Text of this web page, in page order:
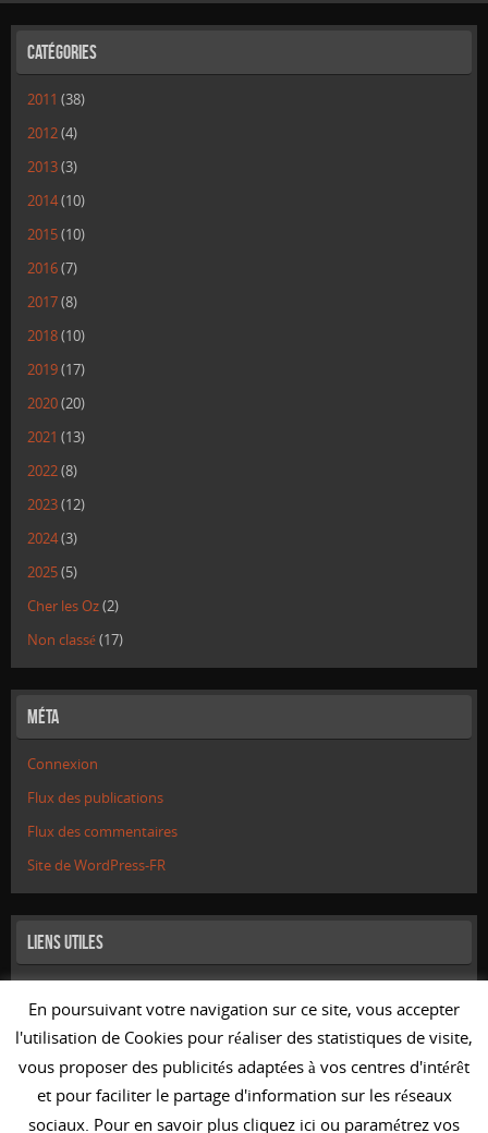
Catégories
2011 (38)
2012(4)
2013(3)
2014(10)
2015(10)
2016(7)
2017(8)
2018(10)
2019(17)
2020(20)
2021 (13)
2022(8)
2023(12)
2024(3)
2025(5)
Cher les Oz(2)
Non classé(17)
Méta
Connexion
Flux des publications
Flux des commentaires
Site de WordPress-FR
Liens utiles
Liens
Nous contacter
En poursuivant votre navigation sur ce site, vous accepter
l'utilisation de Cookies pour réaliser des statistiques de visite,
vous proposer des publicités adaptées à vos centres d'intérêt
et pour faciliter le partage d'information sur les réseaux
sociaux. Pour en savoir plus cliquez ici ou paramétrez vos